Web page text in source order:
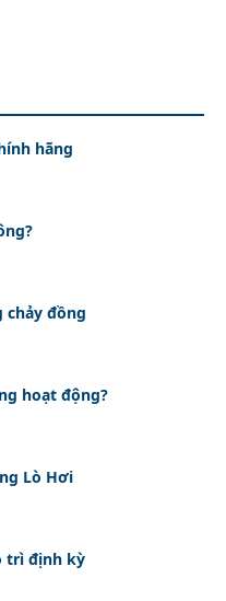
hãng
chảy đồng
hoạt động?
Lò Hơi
trì định kỳ